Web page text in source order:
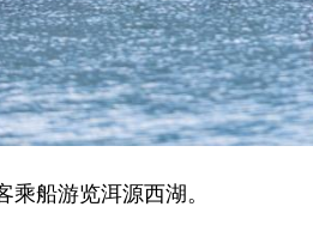
船游览洱源西湖。